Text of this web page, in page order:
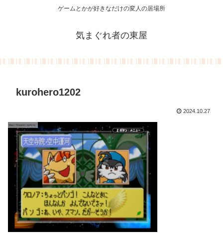
ゲームとかが好きなだけの変人の居場所
気まぐれ者の東屋
kurohero1202
2024.10.27